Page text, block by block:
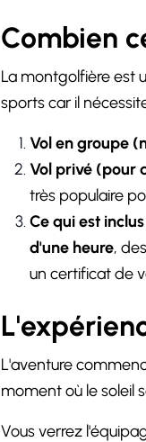
Combien
La montgolfière est
sports car il
Vol en groupe
Vol privé (pour
très populaire
Ce qui est inclus
d'une heure,
un certificat de
L'aventure
moment où le soleil
Vous verrez